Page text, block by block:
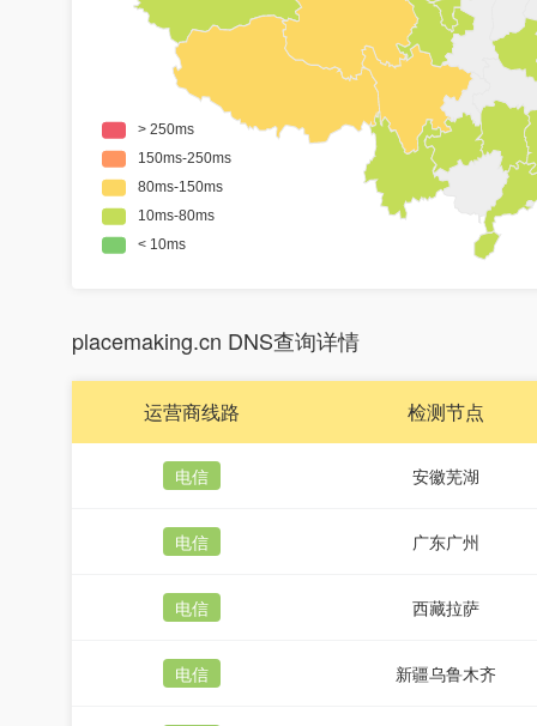
placemaking.cn DNS查询详情
运营商线路 检测节点
电信 安徽芜湖
电信 广东广州
电信 西藏拉萨
电信 新疆乌鲁木齐